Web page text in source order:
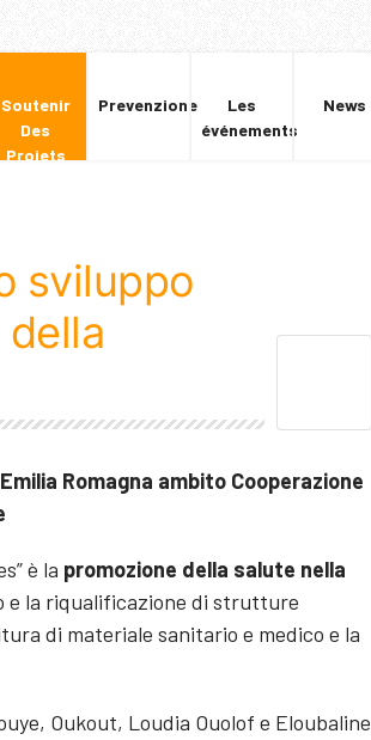
Soutenir
Des
Projets
Prevenzione
Les
événements
News
sviluppo
Romagna ambito Cooperazione
è la promozione della salute nella
e la riqualificazione di strutture
di materiale sanitario e medico e la
Oukout, Loudia Ouolof e Eloubaline